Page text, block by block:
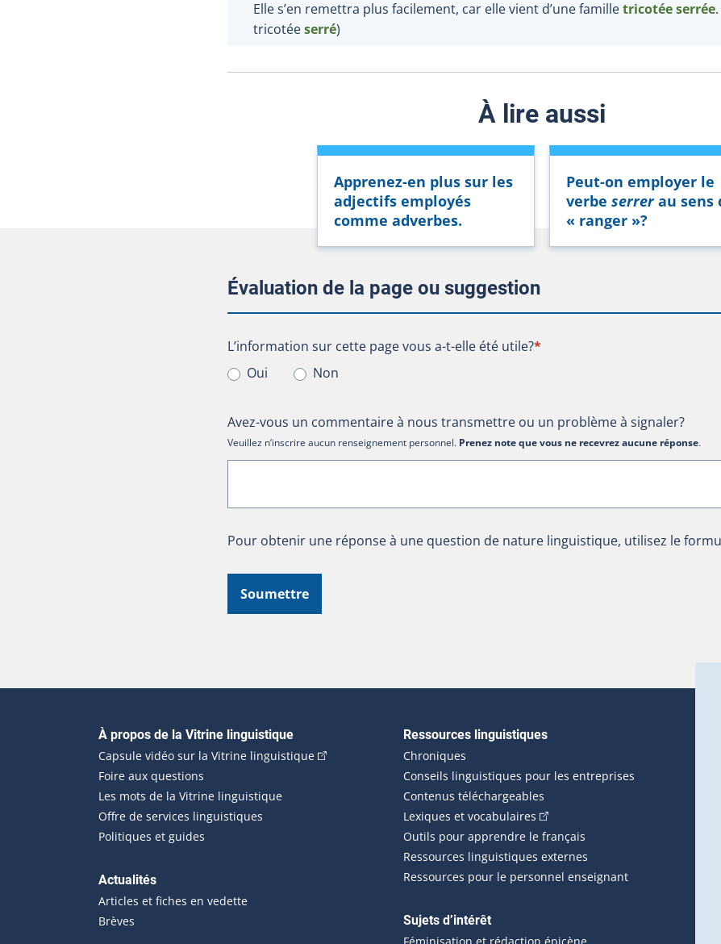
Elle s’en remettra plus facilement, car elle vient d’une familletricotée serrée
tricotéeserré)
À lire aussi
Apprenez-en plus sur les
adjectifs employés
comme adverbes.
Peut-on employer le
verbe serrerau sens
« ranger »?
Évaluation de la page ou suggestion
L’information sur cette page vous a-t-elle été utile?
L’information sur cette page vous a-t-elle été utile?*
Oui
Non
Avez-vous un commentaire à nous transmettre ou un problème à signaler?
Veuillez n’inscrire aucun renseignement personnel. Prenez note que vous ne recevrez aucune réponse.
Pour obtenir une réponse à une question de nature linguistique, utilisez le
Soumettre
Navigation principale
À propos de la Vitrine linguistique
Capsule vidéo sur la Vitrine linguistique(Cet hyperlien externe s'ouvrira dans une nouvelle fenêtre.)
Foire aux questions
Les mots de la Vitrine linguistique
Offre de services linguistiques
Politiques et guides
Actualités
Articles et fiches en vedette
Brèves
Ressources linguistiques
Chroniques
Conseils linguistiques pour les entreprises
Contenus téléchargeables
Lexiques et vocabulaires (Cet hyperlien externe s'ouvrira
Outils pour apprendre le français
Ressources linguistiques externes
Ressources pour le personnel enseignant
Sujets d’intérêt